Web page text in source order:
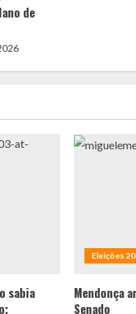
de
sabia
Eleições
Mendonça
Senado